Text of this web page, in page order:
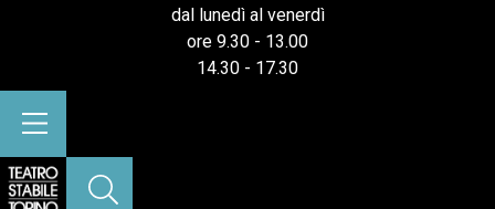
dal lunedì al venerdì
ore 9.30 - 13.00
14.30 - 17.30